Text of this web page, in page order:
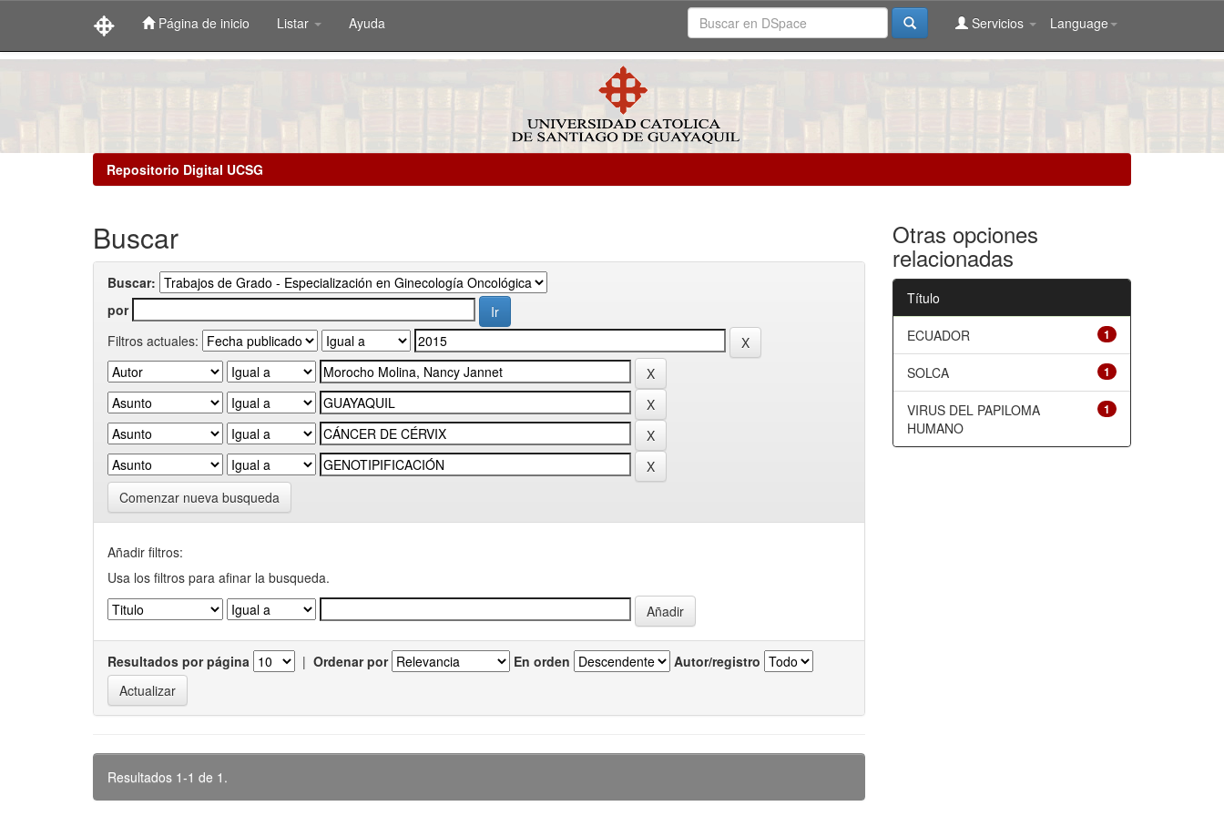
Página de inicio Listar Ayuda Language
Servicios
Repositorio Digital UCSG
Buscar
Buscar:
por
Filtros actuales:
Comenzar nueva busqueda
Añadir filtros:
Usa los filtros para afinar la busqueda.
Resultados por página | Ordenar por En orden Autor/registro
Resultados 1-1 de 1.
Otras opciones
relacionadas
Título
1
ECUADOR
1
SOLCA
1
VIRUS DEL PAPILOMA
HUMANO